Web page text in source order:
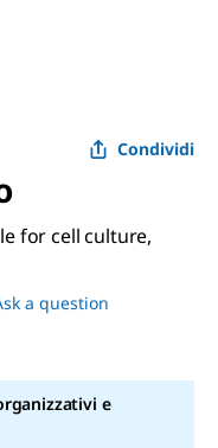
Condividi
for cell culture,
a question
e